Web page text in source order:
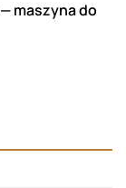
maszyna do